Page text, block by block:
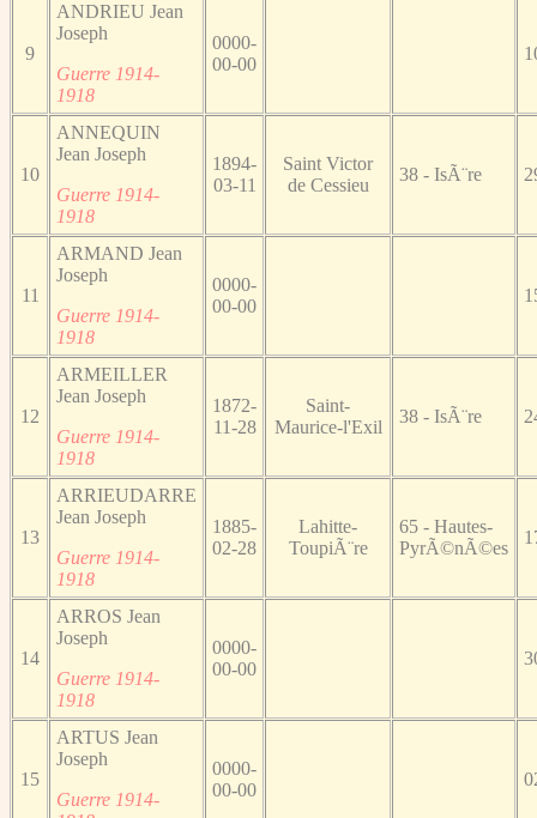
9
ANDRIEU Jean
Joseph
Guerre 1914-
1918
0000-
00-00
10
ANNEQUIN
Jean Joseph
Guerre 1914-
1918
1894-
03-11
Saint Victor
de Cessieu
38 - IsÃ¨re
11
ARMAND Jean
Joseph
Guerre 1914-
1918
0000-
00-00
12
ARMEILLER
Jean Joseph
Guerre 1914-
1918
1872-
11-28
Saint-
Maurice-l'Exil
38 - IsÃ¨re
13
ARRIEUDARRE
Jean Joseph
Guerre 1914-
1918
1885-
02-28
Lahitte-
ToupiÃ¨re
65 - Hautes-
PyrÃ©nÃ©es
14
ARROS Jean
Joseph
Guerre 1914-
1918
0000-
00-00
15
ARTUS Jean
Joseph
Guerre 1914-
0000-
00-00